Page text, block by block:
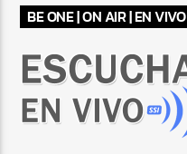
BE ONE | ON AIR | EN VIVO